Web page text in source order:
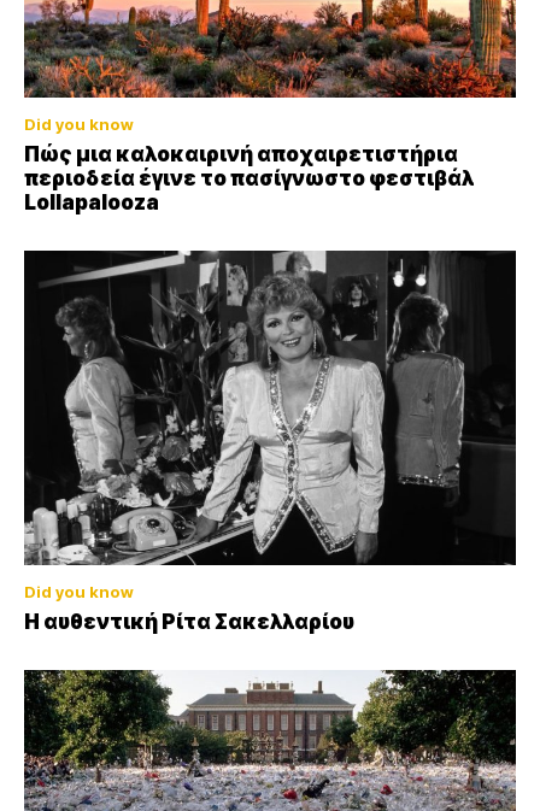
Did you know
Πώς μια καλοκαιρινή αποχαιρετιστήρια
περιοδεία έγινε το πασίγνωστο φεστιβάλ
Lollapalooza
Did you know
Η αυθεντική Ρίτα Σακελλαρίου